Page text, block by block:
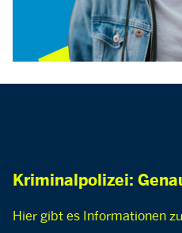
Kriminalpolizei:
Hier gibt es Informationen